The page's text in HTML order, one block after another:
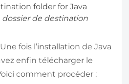
dossier de destination
fois l’installation de Java
enfin télécharger le
comment procéder :